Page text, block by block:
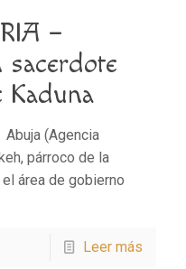
–
sacerdote
Kaduna
Abuja (Agencia
párroco de la
área de gobierno
Leer más